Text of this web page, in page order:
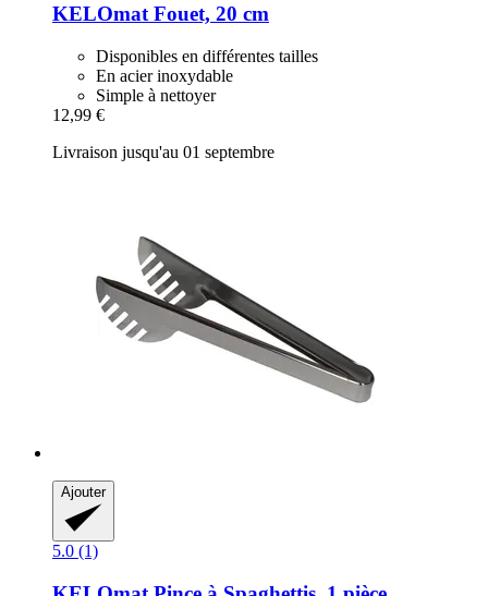
KELOmat Fouet, 20 cm
Disponibles en différentes tailles
En acier inoxydable
Simple à nettoyer
12,99 €
Livraison jusqu'au 01 septembre
Ajouter
5.0 (1)